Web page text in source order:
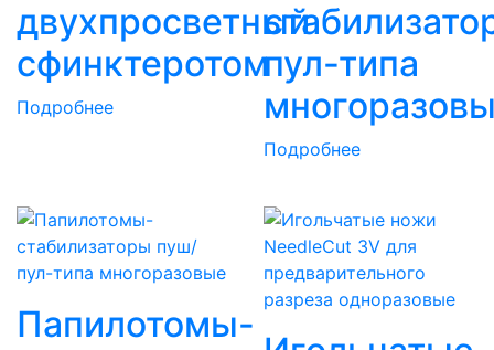
двухпросветный
сфинктеротом
Подробнее
пул-типа
Подробнее
Папилотомы-